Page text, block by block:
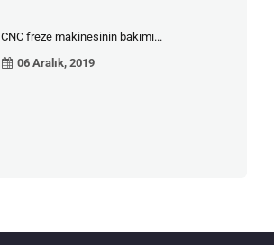
CNC freze makinesinin bakımı...
06 Aralık, 2019